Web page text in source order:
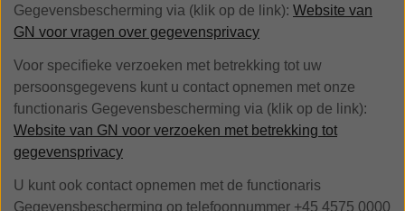
Gegevensbescherming via (klik op de link): Website van
GN voor vragen over gegevensprivacy
Voor specifieke verzoeken met betrekking tot uw
persoonsgegevens kunt u contact opnemen met onze
functionaris Gegevensbescherming via (klik op de link):
Website van GN voor verzoeken met betrekking tot
gegevensprivacy
U kunt ook contact opnemen met de functionaris
Gegevensbescherming op telefoonnummer +45 4575 0000